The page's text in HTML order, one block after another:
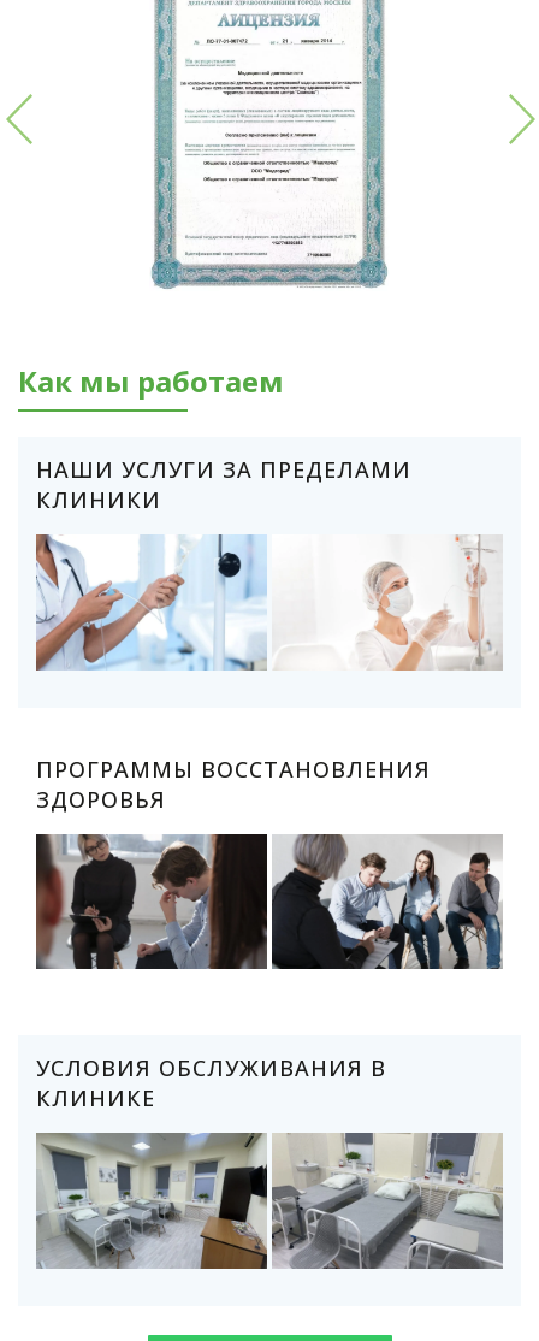
Как мы работаем
НАШИ УСЛУГИ ЗА ПРЕДЕЛАМИ
КЛИНИКИ
ПРОГРАММЫ ВОССТАНОВЛЕНИЯ
ЗДОРОВЬЯ
УСЛОВИЯ ОБСЛУЖИВАНИЯ В
КЛИНИКЕ